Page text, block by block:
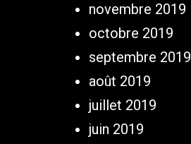
novembre 2019
octobre 2019
septembre 2019
août 2019
juillet 2019
juin 2019